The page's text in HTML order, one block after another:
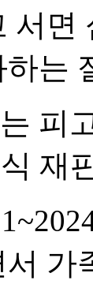
서면
는
피
재
가